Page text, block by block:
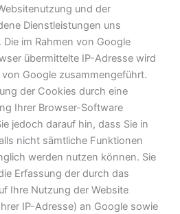
und der
Dienstleistungen uns
im Rahmen von Google
übermittelte IP-Adresse wird
Google zusammengeführt.
der Cookies durch eine
Ihrer Browser-Software
jedoch darauf hin, dass Sie in
nicht sämtliche Funktionen
werden nutzen können. Sie
Erfassung der durch das
Ihre Nutzung der Website
IP-Adresse) an Google sowie